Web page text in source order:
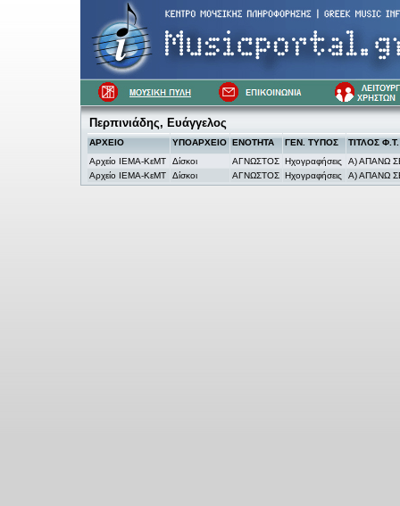
Περπινιάδης, Ευάγγελος
ΑΡΧΕΙΟ ΥΠΟΑΡΧΕΙΟ ΕΝΟΤΗΤΑ ΓΕΝ. ΤΥΠΟΣ
ΤΙΤΛΟΣ Φ.Τ.
Αρχείο ΙΕΜΑ-ΚεΜΤ
Δίσκοι ΑΓΝΩΣΤΟΣ Ηχογραφήσεις
Α) ΑΠΑΝΩ
Αρχείο ΙΕΜΑ-ΚεΜΤ
Δίσκοι ΑΓΝΩΣΤΟΣ Ηχογραφήσεις Α) ΑΠΑΝΩ